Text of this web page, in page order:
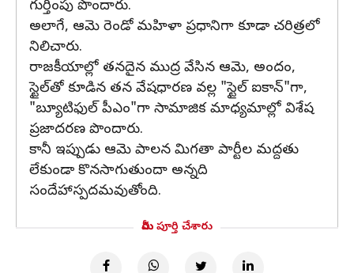
గుర్తింపు పొందారు.
అలాగే, ఆమె రెండో మహిళా ప్రధానిగా కూడా చరిత్రలో
నిలిచారు.
రాజకీయాల్లో తనదైన ముద్ర వేసిన ఆమె, అందం,
స్టైల్‌తో కూడిన తన వేషధారణ వల్ల "స్టైల్‌ ఐకాన్‌"గా,
"బ్యూటిఫుల్‌ పీఎం"గా సామాజిక మాధ్యమాల్లో విశేష
ప్రజాదరణ పొందారు.
కానీ ఇప్పుడు ఆమె పాలన మిగతా పార్టీల మద్దతు
లేకుండా కొనసాగుతుందా అన్నది
సందేహాస్పదమవుతోంది.
మీరు పూర్తి చేశారు